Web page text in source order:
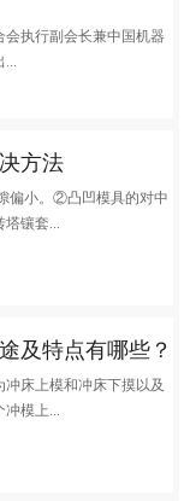
执行副会长兼中国机器
...
方法
偏小。②凸凹模具的对中
塔镶套...
及特点有哪些？
床上模和冲床下摸以及
冲模上...